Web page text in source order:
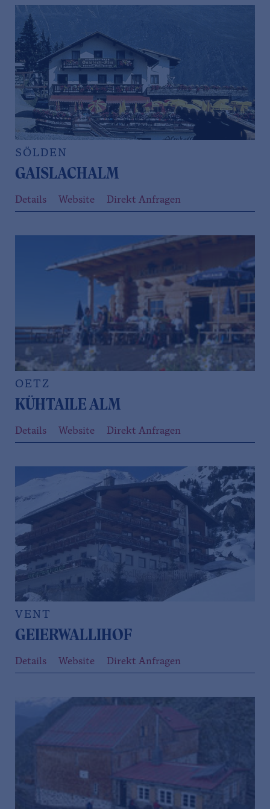
SÖLDEN
GAISLACHALM
Details Website Direkt Anfragen
OETZ
KÜHTAILE ALM
Details Website Direkt Anfragen
VENT
GEIERWALLIHOF
Details Website Direkt Anfragen